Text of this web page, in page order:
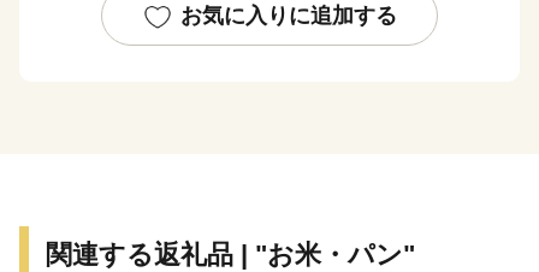
や果物、瀬戸内で捕れる海の幸、ブランド鳥の「神明
鶏」や、江戸時代から続く酒蔵で醸造される日本酒、自
お気に入りに追加する
関連する返礼品 | "お米・パン"